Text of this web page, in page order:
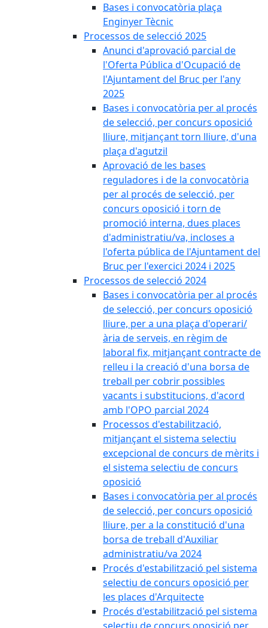
Bases i convocatòria plaça
Enginyer Tècnic
Processos de selecció 2025
Anunci d'aprovació parcial de
l'Oferta Pública d'Ocupació de
l'Ajuntament del Bruc per l'any
2025
Bases i convocatòria per al procés
de selecció, per concurs oposició
lliure, mitjançant torn lliure, d'una
plaça d'agutzil
Aprovació de les bases
reguladores i de la convocatòria
per al procés de selecció, per
concurs oposició i torn de
promoció interna, dues places
d'administratiu/va, incloses a
l'oferta pública de l'Ajuntament del
Bruc per l'exercici 2024 i 2025
Processos de selecció 2024
Bases i convocatòria per al procés
de selecció, per concurs oposició
lliure, per a una plaça d'operari/
ària de serveis, en règim de
laboral fix, mitjançant contracte de
relleu i la creació d'una borsa de
treball per cobrir possibles
vacants i substitucions, d'acord
amb l'OPO parcial 2024
Processos d'estabilització,
mitjançant el sistema selectiu
excepcional de concurs de mèrits i
el sistema selectiu de concurs
oposició
Bases i convocatòria per al procés
de selecció, per concurs oposició
lliure, per a la constitució d'una
borsa de treball d'Auxiliar
administratiu/va 2024
Procés d'estabilització pel sistema
selectiu de concurs oposició per
les places d'Arquitecte
Procés d'estabilització pel sistema